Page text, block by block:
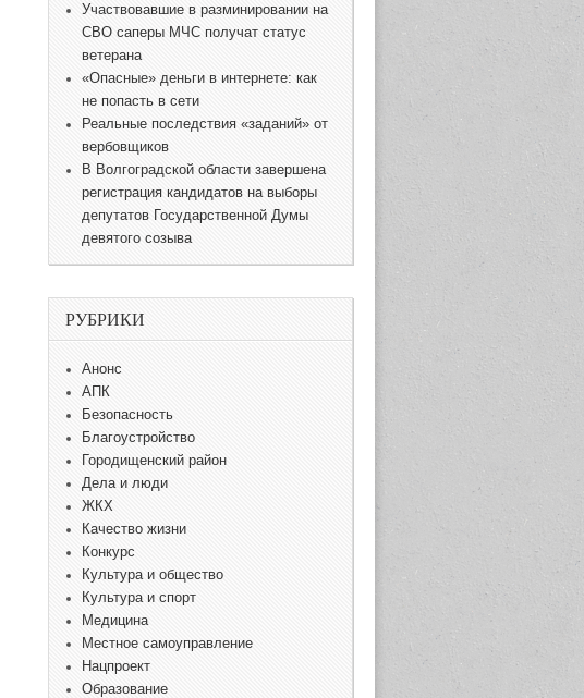
Участвовавшие в разминировании на
СВО саперы МЧС получат статус
ветерана
«Опасные» деньги в интернете: как
не попасть в сети
Реальные последствия «заданий» от
вербовщиков
В Волгоградской области завершена
регистрация кандидатов на выборы
депутатов Государственной Думы
девятого созыва
РУБРИКИ
Анонс
АПК
Безопасность
Благоустройство
Городищенский район
Дела и люди
ЖКХ
Качество жизни
Конкурс
Культура и общество
Культура и спорт
Медицина
Местное самоуправление
Нацпроект
Образование